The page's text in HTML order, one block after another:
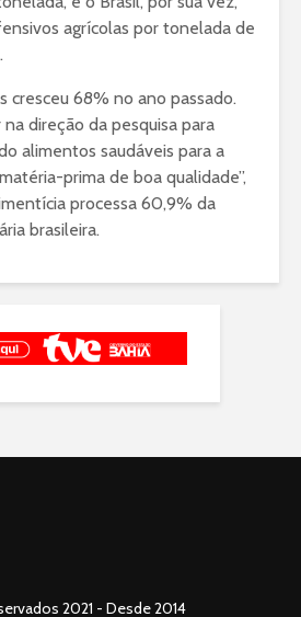
agrícolas por tonelada de
cresceu 68% no ano passado.
direção da pesquisa para
alimentos saudáveis para a
prima de boa qualidade”,
processa 60,9% da
brasileira.
2021 - Desde 2014